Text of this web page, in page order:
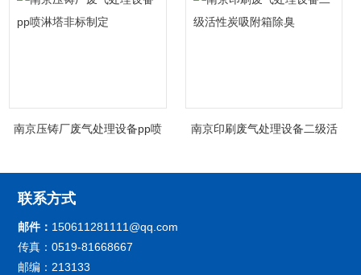
南京压铸厂废气处理设备pp喷
南京印刷废气处理设备二级活
联系方式
邮件： 150611281111@qq.com
传真：0519-81668667
邮编：213133